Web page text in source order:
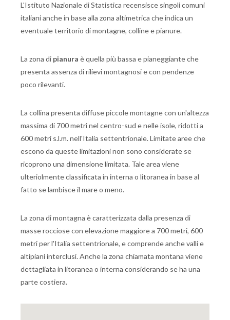
L'Istituto Nazionale di Statistica recensisce singoli comuni
italiani anche in base alla zona altimetrica che indica un
eventuale territorio di montagne, colline e pianure.
La zona di pianura è quella più bassa e pianeggiante che
presenta assenza di rilievi montagnosi e con pendenze
poco rilevanti.
La collina presenta diffuse piccole montagne con un'altezza
massima di 700 metri nel centro-sud e nelle isole, ridotti a
600 metri s.l.m. nell'Italia settentrionale. Limitate aree che
escono da queste limitazioni non sono considerate se
ricoprono una dimensione limitata. Tale area viene
ulteriolmente classificata in interna o litoranea in base al
fatto se lambisce il mare o meno.
La zona di montagna è caratterizzata dalla presenza di
masse rocciose con elevazione maggiore a 700 metri, 600
metri per l'Italia settentrionale, e comprende anche valli e
altipiani interclusi. Anche la zona chiamata montana viene
dettagliata in litoranea o interna considerando se ha una
parte costiera.